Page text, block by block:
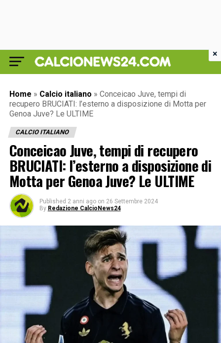
Home » Calcio italiano » Conceicao Juve, tempi di
recupero BRUCIATI: l’esterno a disposizione di Motta per
Genoa Juve? Le ULTIME
CALCIO ITALIANO
Conceicao Juve, tempi di recupero
BRUCIATI: l’esterno a disposizione di
Motta per Genoa Juve? Le ULTIME
Published 2 anni ago on 26 Settembre 2024
By Redazione CalcioNews24
×